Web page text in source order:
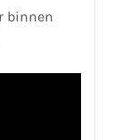
binnen